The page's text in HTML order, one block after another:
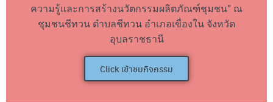
ความรู้และการสร้างนวัตกรรมผลิตภัณฑ์ชุมชน” ณ
ชุมชนชีทวน ตำบลชีทวน อำเภอเขื่องใน จังหวัด
อุบลราชธานี
Click เข้าชมกิจกรรม